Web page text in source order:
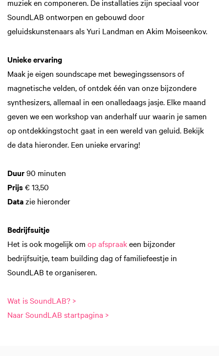
muziek en componeren. De installaties zijn speciaal voor
SoundLAB ontworpen en gebouwd door
geluidskunstenaars als Yuri Landman en Akim Moiseenkov.
Unieke ervaring
Maak je eigen soundscape met bewegingssensors of
magnetische velden, of ontdek één van onze bijzondere
synthesizers, allemaal in een onalledaags jasje. Elke maand
geven we een workshop van anderhalf uur waarin je samen
op ontdekkingstocht gaat in een wereld van geluid. Bekijk
de data hieronder. Een unieke ervaring!
Duur90 minuten
Prijs€ 13,50
Datazie hieronder
Bedrijfsuitje
Het is ook mogelijk om op afspraakeen bijzonder
bedrijfsuitje, team building dag of familiefeestje in
SoundLAB te organiseren.
Wat is SoundLAB? >
Naar SoundLAB startpagina >